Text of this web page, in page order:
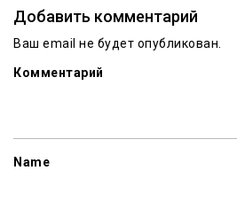
Добавить комментарий
Ваш email не будет опубликован.
Комментарий
Name